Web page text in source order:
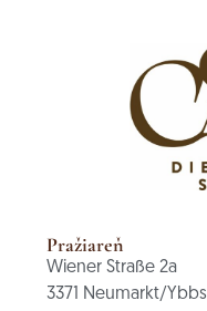
Pražiareň
Wiener Straße 2a
3371 Neumarkt/Ybbs